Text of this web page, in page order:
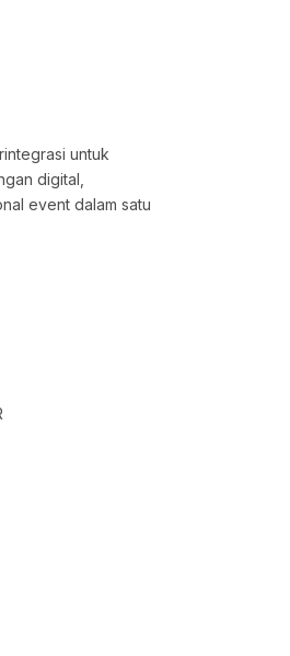
untuk
digital,
event dalam satu